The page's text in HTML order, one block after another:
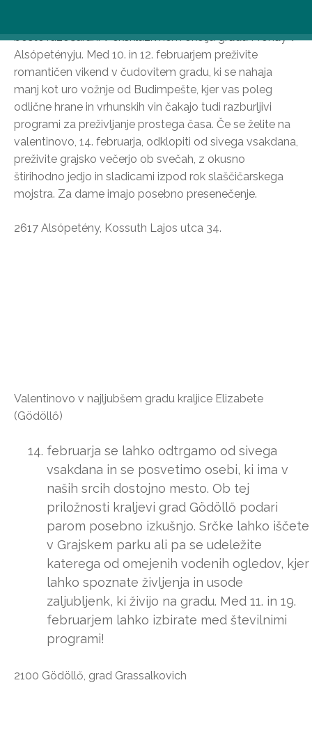
boste razočarani v ekskluzivnem okolju gradu Prónay v
Alsópetényju. Med 10. in 12. februarjem preživite
romantičen vikend v čudovitem gradu, ki se nahaja
manj kot uro vožnje od Budimpešte, kjer vas poleg
odlične hrane in vrhunskih vin čakajo tudi razburljivi
programi za preživljanje prostega časa. Če se želite na
valentinovo, 14. februarja, odklopiti od sivega vsakdana,
preživite grajsko večerjo ob svečah, z okusno
štirihodno jedjo in sladicami izpod rok slaščičarskega
mojstra. Za dame imajo posebno presenečenje.
2617 Alsópetény, Kossuth Lajos utca 34.
Valentinovo v najljubšem gradu kraljice Elizabete
(Gödöllő)
februarja se lahko odtrgamo od sivega
vsakdana in se posvetimo osebi, ki ima v
naših srcih dostojno mesto. Ob tej
priložnosti kraljevi grad Gödöllő podari
parom posebno izkušnjo. Srčke lahko iščete
v Grajskem parku ali pa se udeležite
katerega od omejenih vodenih ogledov, kjer
lahko spoznate življenja in usode
zaljubljenk, ki živijo na gradu. Med 11. in 19.
februarjem lahko izbirate med številnimi
programi!
2100 Gödöllő, grad Grassalkovich